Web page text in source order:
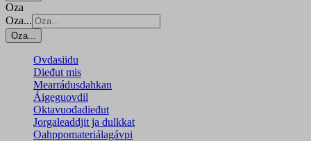
Oza
Oza...
Oza...
Ovdasiidu
Dieđut mis
Mearrádusdahkan
Áigeguovdil
Oktavuođadieđut
Jorgaleaddjit ja dulkkat
Oahppomateriálagávpi